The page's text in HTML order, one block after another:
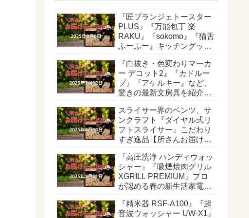
『匠ブランジェトースター
PLUS』『万能包丁 楽
RAKU』『sokomo』『猫舌
ふーふー』キッチングッズ
です！】
『白抜き・色変わりマーカ
ー デコット2』『カドルー
プ』『アケルキー』など、
驚きの最新文房具を紹介
す！】
スライサー界のベンツ、サ
ンクラフト『ダイヤル式リ
フトスライサー』こだわり
すぎ逸品【所さんお届けモ
『高圧洗浄 ハンディウォッ
シャー』『吸煙焼肉グリル
XGRILL PREMIUM』プロ
が認める春の新生活家電を
す！】
『精米器 RSF-A100』『超
音波ウォッシャー UW-X1』